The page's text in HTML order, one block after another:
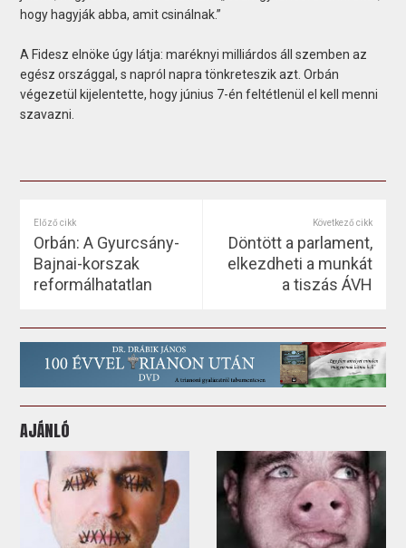
hogy hagyják abba, amit csinálnak.”
A Fidesz elnöke úgy látja: maréknyi milliárdos áll szemben az
egész országgal, s napról napra tönkreteszik azt. Orbán
végezetül kijelentette, hogy június 7-én feltétlenül el kell menni
szavazni.
Előző cikk
Orbán: A Gyurcsány-
Bajnai-korszak
reformálhatatlan
Következő cikk
Döntött a parlament,
elkezdheti a munkát
a tiszás ÁVH
AJÁNLÓ